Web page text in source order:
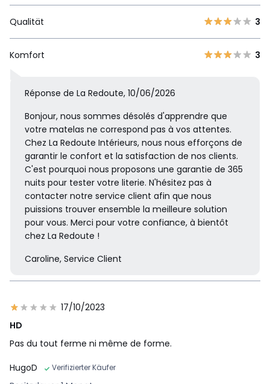
Qualität 3
Komfort 3
Réponse de La Redoute, 10/06/2026
Bonjour, nous sommes désolés d'apprendre que
votre matelas ne correspond pas à vos attentes.
Chez La Redoute Intérieurs, nous nous efforçons de
garantir le confort et la satisfaction de nos clients.
C'est pourquoi nous proposons une garantie de 365
nuits pour tester votre literie. N'hésitez pas à
contacter notre service client afin que nous
puissions trouver ensemble la meilleure solution
pour vous. Merci pour votre confiance, à bientôt
chez La Redoute !
Caroline, Service Client
17/10/2023
HD
Pas du tout ferme ni même de forme.
HugoD
Verifizierter Käufer